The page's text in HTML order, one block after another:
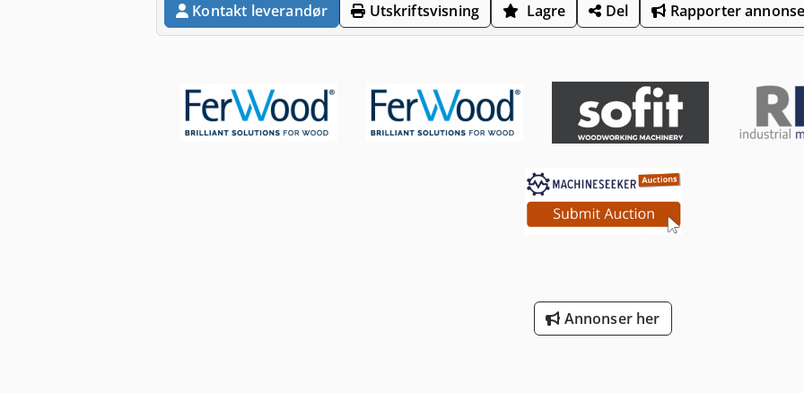
Kontakt leverandør Utskriftsvisning Lagre Del Rapporter
Annonser her